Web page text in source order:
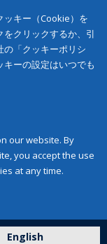
ッキー（Cookie）を
クリックするか、引
の「クッキーポリシ
ーの設定はいつでも
our website. By
you accept the use
at any time.
English